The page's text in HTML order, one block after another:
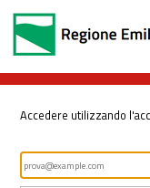
Accedere utilizzando